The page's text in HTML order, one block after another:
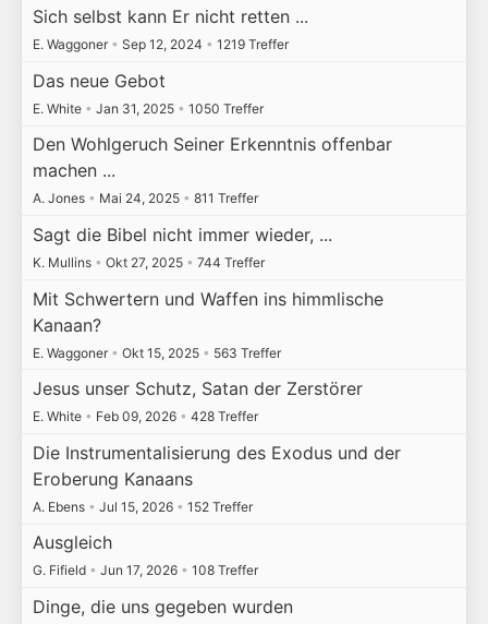
Sich selbst kann Er nicht retten ...
E. Waggoner • Sep 12, 2024 • 1219 Treffer
Das neue Gebot
E. White • Jan 31, 2025 • 1050 Treffer
Den Wohlgeruch Seiner Erkenntnis offenbar
machen ...
A. Jones • Mai 24, 2025 • 811 Treffer
Sagt die Bibel nicht immer wieder, ...
K. Mullins • Okt 27, 2025 • 744 Treffer
Mit Schwertern und Waffen ins himmlische
Kanaan?
E. Waggoner • Okt 15, 2025 • 563 Treffer
Jesus unser Schutz, Satan der Zerstörer
E. White • Feb 09, 2026 • 428 Treffer
Die Instrumentalisierung des Exodus und der
Eroberung Kanaans
A. Ebens • Jul 15, 2026 • 152 Treffer
Ausgleich
G. Fifield • Jun 17, 2026 • 108 Treffer
Dinge, die uns gegeben wurden